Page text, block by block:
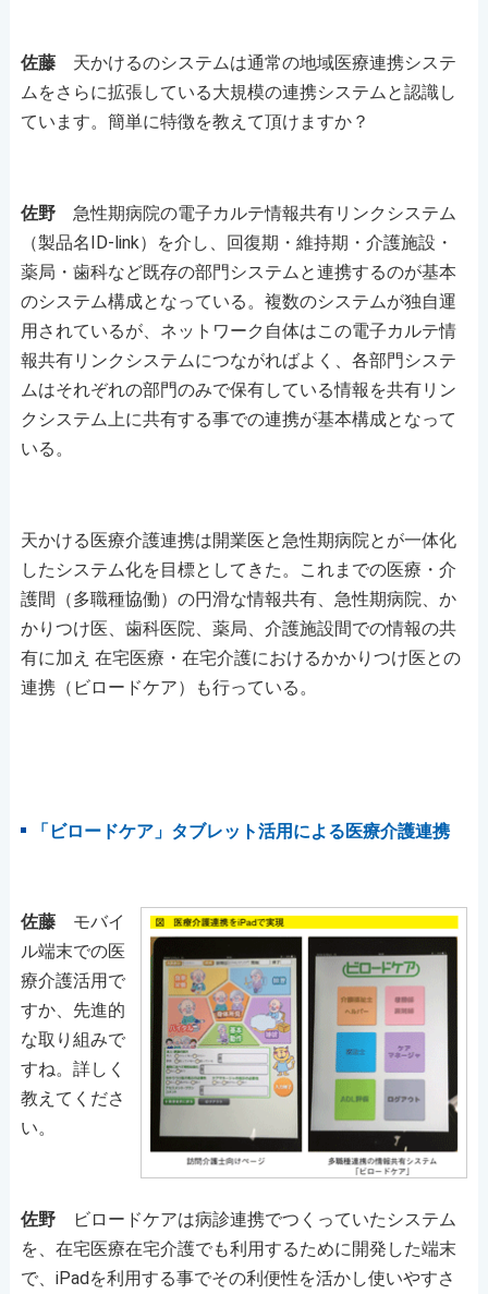
佐藤天かけるのシステムは通常の地域医療連携システ
ムをさらに拡張している大規模の連携システムと認識し
ています。簡単に特徴を教えて頂けますか？
佐野急性期病院の電子カルテ情報共有リンクシステム
（製品名ID-link）を介し、回復期・維持期・介護施設・
薬局・歯科など既存の部門システムと連携するのが基本
のシステム構成となっている。複数のシステムが独自運
用されているが、ネットワーク自体はこの電子カルテ情
報共有リンクシステムにつながればよく、各部門システ
ムはそれぞれの部門のみで保有している情報を共有リン
クシステム上に共有する事での連携が基本構成となって
いる。
天かける医療介護連携は開業医と急性期病院とが一体化
したシステム化を目標としてきた。これまでの医療・介
護間（多職種協働）の円滑な情報共有、急性期病院、か
かりつけ医、歯科医院、薬局、介護施設間での情報の共
有に加え 在宅医療・在宅介護におけるかかりつけ医との
連携（ビロードケア）も行っている。
「ビロードケア」タブレット活用による医療介護連携
佐藤モバイ
ル端末での医
療介護活用で
すか、先進的
な取り組みで
すね。詳しく
教えてくださ
い。
佐野ビロードケアは病診連携でつくっていたシステム
を、在宅医療在宅介護でも利用するために開発した端末
で、iPadを利用する事でその利便性を活かし使いやすさ